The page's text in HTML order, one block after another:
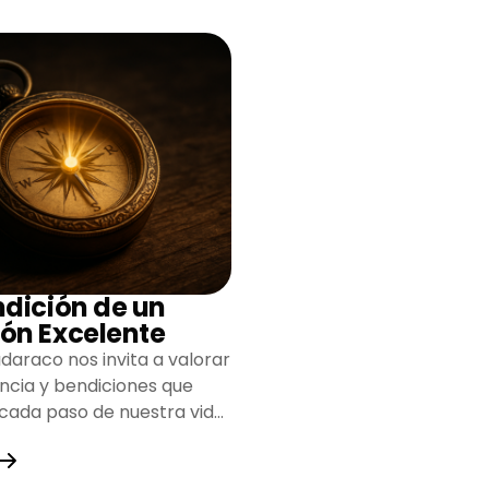
de un
Excelente
nos invita a valorar
y bendiciones que
paso de nuestra vida,